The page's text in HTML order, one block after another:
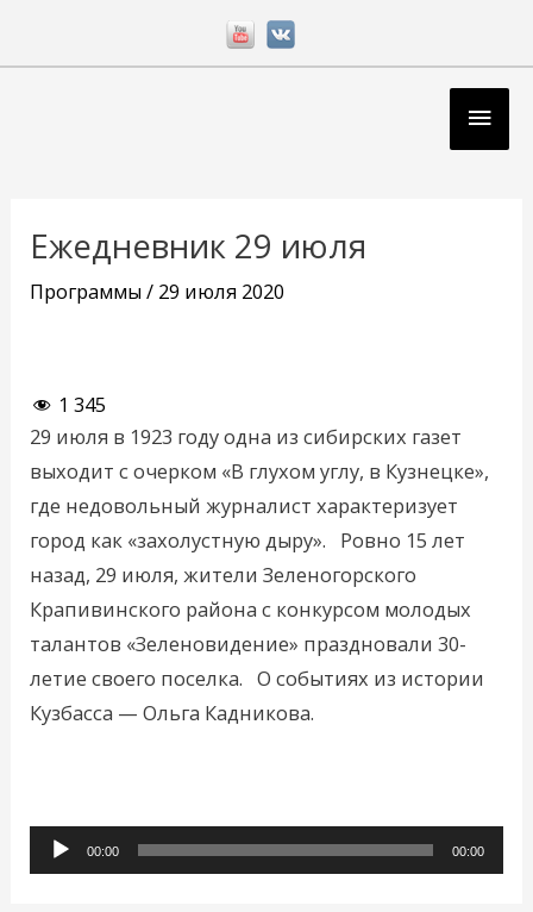
Ежедневник 29 июля
Программы/ 29 июля 2020
1 345
29 июля в 1923 году одна из сибирских газет
выходит с очерком «В глухом углу, в Кузнецке»,
где недовольный журналист характеризует
город как «захолустную дыру». Ровно 15 лет
назад, 29 июля, жители Зеленогорского
Крапивинского района с конкурсом молодых
талантов «Зеленовидение» праздновали 30-
летие своего поселка. О событиях из истории
Кузбасса — Ольга Кадникова.
Аудиоплеер
00:00 00:00
записям